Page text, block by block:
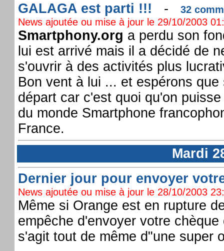
GALAGA est parti !!! -
32
News ajoutée ou mise à jour le 29/10/2003
Smartphony.org a perdu son
lui est arrivé mais il a décidé de
s'ouvrir à des activités plus
Bon vent à lui ... et espérons
départ car c'est quoi qu'on
du monde Smartphone
France.
Mardi
Dernier jour pour envoyer
News ajoutée ou mise à jour le 28/10/2003
Même si Orange est en rupture
empêche d'envoyer votre
s'agit tout de même d"une super